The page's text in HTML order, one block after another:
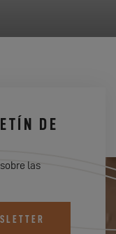
DE
las